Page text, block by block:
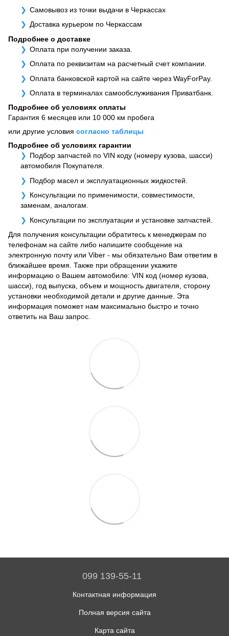
Самовывоз из точки выдачи в Черкассах
Доставка курьером по Черкассам
Подробнее о доставке
Оплата при получении заказа.
Оплата по реквизитам на расчетный счет компании.
Оплата банковской картой на сайте через WayForPay.
Оплата в терминалах самообслуживания Приватбанк.
Подробнее об условиях оплаты
Гарантия 6 месяцев или 10 000 км пробега
или другие условия согласно таблицы
Подробнее об условиях гарантии
Подбор запчастей по VIN коду (номеру кузова, шасси)
автомобиля Покупателя.
Подбор масел и эксплуатационных жидкостей.
Консультации по применимости, совместимости,
заменам, аналогам.
Консультации по эксплуатации и установке запчастей.
Для получения консультации обратитесь к менеджерам по
телефонам на сайте либо напишите сообщение на
электронную почту или Viber - мы обязательно Вам ответим в
ближайшее время. Также при обращении укажите
информацию о Вашем автомобиле: VIN код (номер кузова,
шасси), год выпуска, объем и мощность двигателя, сторону
установки необходимой детали и другие данные. Эта
информация поможет нам максимально быстро и точно
ответить на Ваш запрос.
099 139-55-11
Контактная информация
Полная версия сайта
Карта сайта